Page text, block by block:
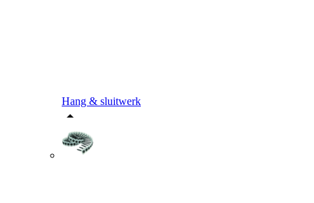
Hang & sluitwerk